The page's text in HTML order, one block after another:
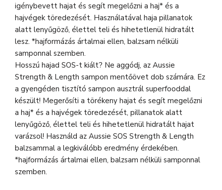
igénybevett hajat és segít megelőzni a haj* és a
hajvégek töredezését. Használatával haja pillanatok
alatt lenyűgöző, élettel teli és hihetetlenül hidratált
lesz. *hajformázás ártalmai ellen, balzsam nélküli
samponnal szemben.
Hosszú hajad SOS-t kiált? Ne aggódj, az Aussie
Strength & Length sampon mentőövet dob számára. Ez
a gyengéden tisztító sampon ausztrál superfooddal
készült! Megerősíti a törékeny hajat és segít megelőzni
a haj* és a hajvégek töredezését, pillanatok alatt
lenyűgöző, élettel teli és hihetetlenül hidratált hajat
varázsol! Használd az Aussie SOS Strength & Length
balzsammal a legkiválóbb eredmény érdekében.
*hajformázás ártalmai ellen, balzsam nélküli samponnal
szemben.